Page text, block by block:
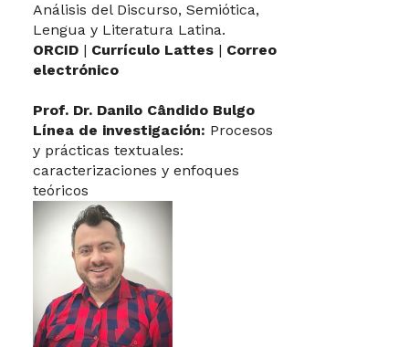
Análisis del Discurso, Semiótica,
Lengua y Literatura Latina.
ORCID | Currículo Lattes | Correo
electrónico
Prof. Dr. Danilo Cândido Bulgo
Línea de investigación: Procesos
y prácticas textuales:
caracterizaciones y enfoques
teóricos